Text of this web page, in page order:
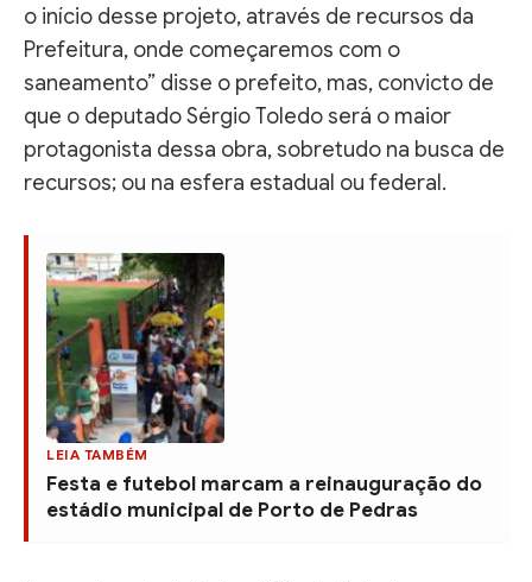
o início desse projeto, através de recursos da
Prefeitura, onde começaremos com o
saneamento” disse o prefeito, mas, convicto de
que o deputado Sérgio Toledo será o maior
protagonista dessa obra, sobretudo na busca de
recursos; ou na esfera estadual ou federal.
LEIA TAMBÉM
Festa e futebol marcam a reinauguração do
estádio municipal de Porto de Pedras